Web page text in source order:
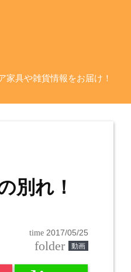
具や雑貨情報をお届け！
別れ！
time 2017/05/25
folder 動画